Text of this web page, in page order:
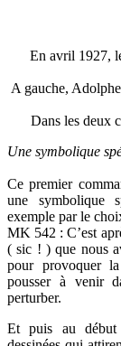
En avril 1927,
A gauche,
Dans les deux
Une symbolique
Ce premier
une symbolique
exemple par le
MK 542 : C’est
( sic ! ) que nous
pour provoquer
pousser à venir
perturber.
Et puis au début